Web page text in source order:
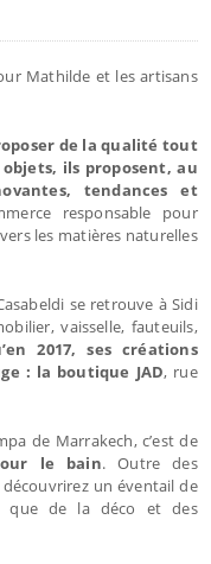
Mathilde et les artisans
de la qualité tout
ils proposent, au
tendances et
responsable pour
les matières naturelles
se retrouve à Sidi
vaisselle, fauteuils,
2017, ses créations
: la boutique JAD, rue
de Marrakech, c’est de
le bain. Outre des
un éventail de
que de la déco et des